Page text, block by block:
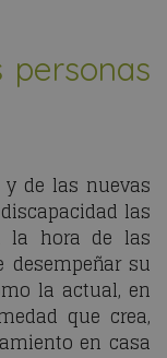
personas
de las nuevas
las
la hora de las
su
la actual, en
que crea,
en casa